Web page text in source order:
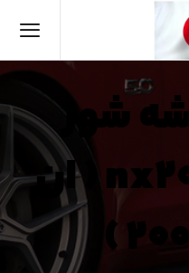
شور
لکسوس nx۲۰۰ ( ان